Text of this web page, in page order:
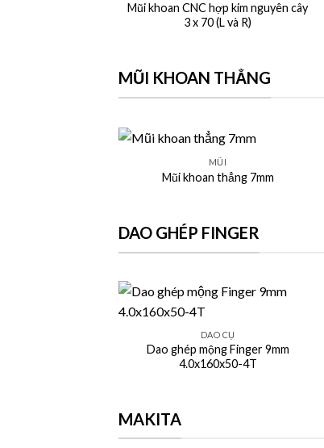
Mũi khoan CNC hợp kim nguyên cây
3 x 70 (L và R)
MŨI KHOAN THẲNG
+
MŨI
Mũi khoan thẳng 7mm
DAO GHÉP FINGER
DAO CỤ
Dao ghép mộng Finger 9mm
4.0x160x50-4T
MAKITA